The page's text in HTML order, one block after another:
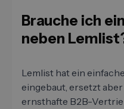
Brauche ich
neben
Lemlist hat ein
eingebaut, ersetzt
ernsthafte B2B-